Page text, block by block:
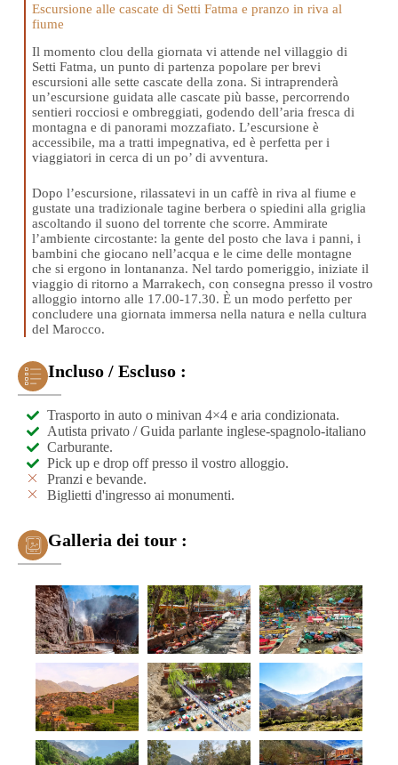
Escursione alle cascate di Setti Fatma e pranzo in riva al
fiume
Il momento clou della giornata vi attende nel villaggio di
Setti Fatma, un punto di partenza popolare per brevi
escursioni alle sette cascate della zona. Si intraprenderà
un’escursione guidata alle cascate più basse, percorrendo
sentieri rocciosi e ombreggiati, godendo dell’aria fresca di
montagna e di panorami mozzafiato. L’escursione è
accessibile, ma a tratti impegnativa, ed è perfetta per i
viaggiatori in cerca di un po’ di avventura.
Dopo l’escursione, rilassatevi in un caffè in riva al fiume e
gustate una tradizionale tagine berbera o spiedini alla griglia
ascoltando il suono del torrente che scorre. Ammirate
l’ambiente circostante: la gente del posto che lava i panni, i
bambini che giocano nell’acqua e le cime delle montagne
che si ergono in lontananza. Nel tardo pomeriggio, iniziate il
viaggio di ritorno a Marrakech, con consegna presso il vostro
alloggio intorno alle 17.00-17.30. È un modo perfetto per
concludere una giornata immersa nella natura e nella cultura
del Marocco.
Incluso / Escluso :
Trasporto in auto o minivan 4×4 e aria condizionata.
Autista privato / Guida parlante inglese-spagnolo-italiano
Carburante.
Pick up e drop off presso il vostro alloggio.
Pranzi e bevande.
Biglietti d'ingresso ai monumenti.
Galleria dei tour :